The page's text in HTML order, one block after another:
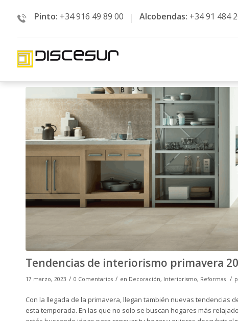
Pinto: +34 916 49 89 00 Alcobendas: +34 91 484
Tendencias de interiorismo primavera
17 marzo, 2023 / 0 Comentarios / en Decoración, Interiorismo, Reformas /
Con la llegada de la primavera, llegan también nuevas tendencias
esta temporada. En las que no solo se buscan hogares más